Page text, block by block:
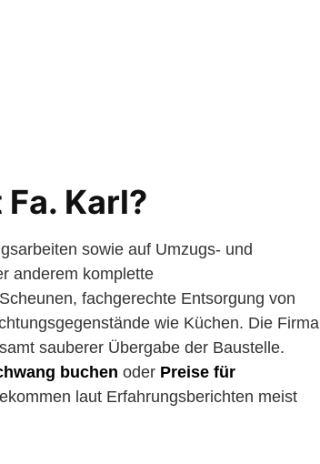
Karl?
sowie auf Umzugs- und
anderem komplette
fachgerechte Entsorgung von
wie Küchen. Die Firma
sauberer Übergabe der Baustelle.
buchen oder Preise für
laut Erfahrungsberichten meist